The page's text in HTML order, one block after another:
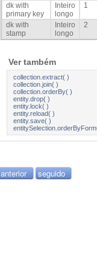
dk with
primary key
Inteiro
longo
1
dk with
stamp
Inteiro
longo
2
Ver também
collection.extract( )
collection.join( )
collection.orderBy( )
entity.drop( )
entity.lock( )
entity.reload( )
entity.save( )
anterior seguido